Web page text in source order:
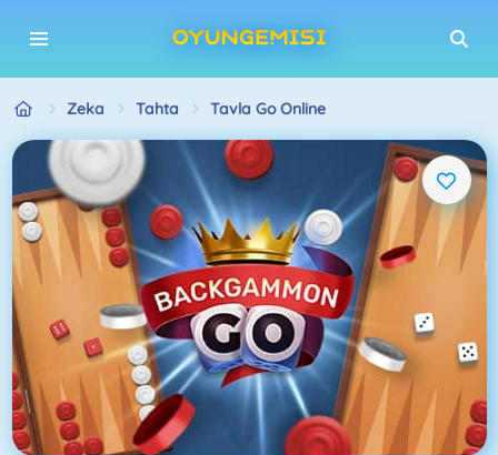
Zeka Tahta Tavla Go Online